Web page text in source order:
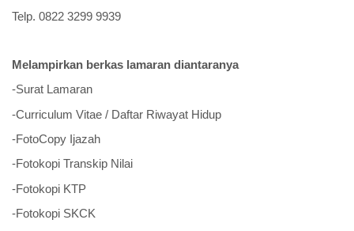
Telp. 0822 3299 9939
Melampirkan berkas lamaran diantaranya
-Surat Lamaran
-Curriculum Vitae / Daftar Riwayat Hidup
-FotoCopy Ijazah
-Fotokopi Transkip Nilai
-Fotokopi KTP
-Fotokopi SKCK